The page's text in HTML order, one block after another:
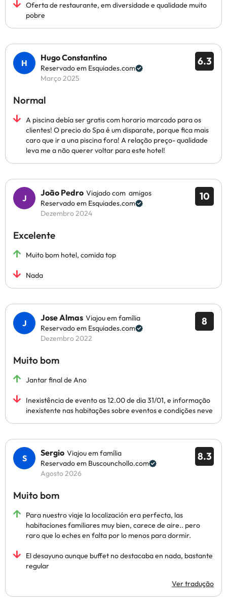
Oferta de restaurante, em diversidade e qualidade muito
pobre
6.3
Hugo Constantino
Reservado em Esquiades.com
Março 2025
Normal
A piscina debía ser gratis com horario marcado para os
clientes! O precio do Spa é um disparate, porque fica mais
caro que ir a una piscina fora! A relação preço- qualidade
leva me a não querer voltar para este hotel!
10
João Pedro Viajado com amigos
Reservado em Esquiades.com
Dezembro 2024
Excelente
Muito bom hotel, comida top
Nada
8
Jose Almas Viajou em família
Reservado em Esquiades.com
Dezembro 2022
Muito bom
Jantar final de Ano
Inexistência de evento as 12.00 de dia 31/01, e informação
inexistente nas habitações sobre eventos e condições neve
8.3
Sergio Viajou em família
Reservado em Buscounchollo.com
Agosto 2026
Muito bom
Para nuestro viaje la localización era perfecta, las
habitaciones familiares muy bien, carece de aire.. pero
raro que lo eches en falta por lo menos para dormir.
El desayuno aunque buffet no destacaba en nada, bastante
regular
Ver tradução